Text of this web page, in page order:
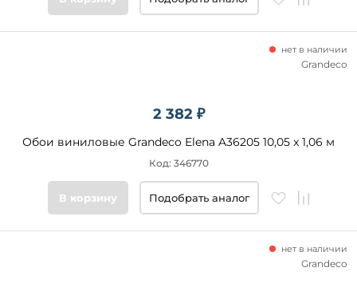
2 382 ₽
Обои виниловые Grandeco Elena A36205 10,05 x 1,06 м
нет в наличии
Код: 346770
Grandeco
В корзину Подобрать аналог
нет в наличии
Grandeco